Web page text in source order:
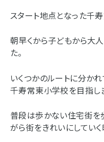
スタート地点となった千
朝早くから子どもから大
た。
いくつかのルートに分か
千寿常東小学校を目指し
普段は歩かない住宅街を
がら街をきれいにしていく